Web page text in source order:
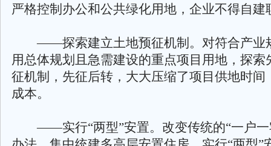
严格控制办公和公共绿化用地，企业不得自建
——探索建立土地预征机制。对符合产业
用总体规划且急需建设的重点项目用地，探索
征机制，先征后转，大大压缩了项目供地时间
成本。
——实行“两型”安置。改变传统的“一户一